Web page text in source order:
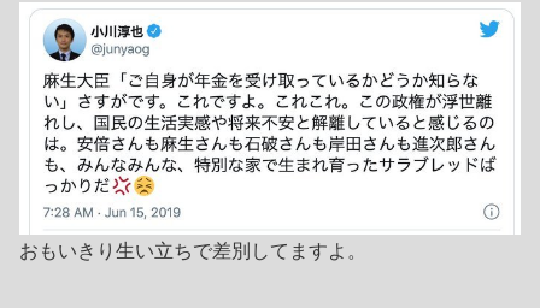
おもいきり生い立ちで差別してますよ。